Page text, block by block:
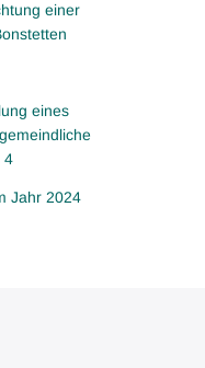
einer
eines
4
Jahr 2024